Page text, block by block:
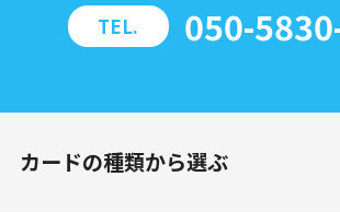
TEL. 050-
カードの種類から選ぶ